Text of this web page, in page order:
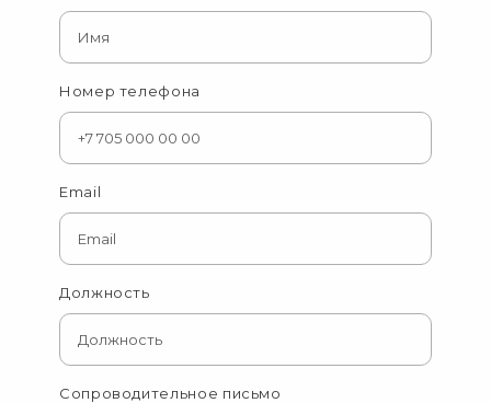
Номер телефона
Email
Должность
Сопроводительное письмо